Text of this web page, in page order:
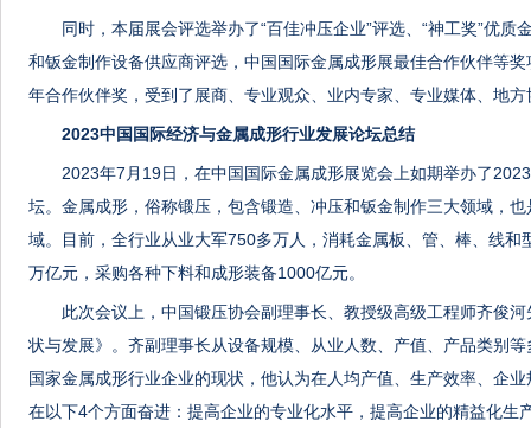
同时，本届展会评选举办了“百佳冲压企业”评选、“神工奖”优
和钣金制作设备供应商评选，中国国际金属成形展最佳合作伙伴等
年合作伙伴奖，受到了展商、专业观众、业内专家、专业媒体、地
2023中国国际经济与金属成形行业发展论坛总结
2023年7月19日，在中国国际金属成形展览会上如期举办了
坛。金属成形，俗称锻压，包含锻造、冲压和钣金制作三大领域，
域。目前，全行业从业大军750多万人，消耗金属板、管、棒、线
万亿元，采购各种下料和成形装备1000亿元。
此次会议上，中国锻压协会副理事长、教授级高级工程师齐俊
状与发展》。齐副理事长从设备规模、从业人数、产值、产品类别
国家金属成形行业企业的现状，他认为在人均产值、生产效率、企
在以下4个方面奋进：提高企业的专业化水平，提高企业的精益化生